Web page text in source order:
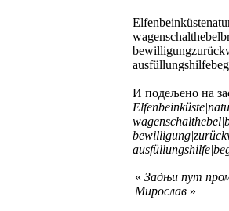
И подељено на
« Задњи пут
Мирослав »